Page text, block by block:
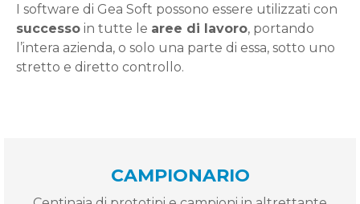
I software di Gea Soft possono essere utilizzati con
successo in tutte le aree di lavoro, portando
l’intera azienda, o solo una parte di essa, sotto uno
stretto e diretto controllo.
CAMPIONARIO